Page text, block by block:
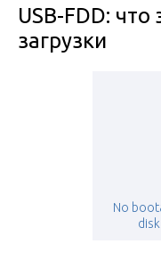
USB-FDD:
загрузки
No